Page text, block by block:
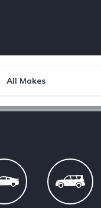
All Makes